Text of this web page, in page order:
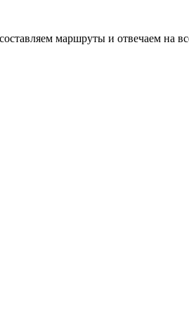
маршруты и отвечаем на